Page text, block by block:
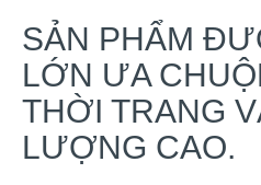
SẢN PHẨM
LỚN ƯA
THỜI TRANG
LƯỢNG CAO.